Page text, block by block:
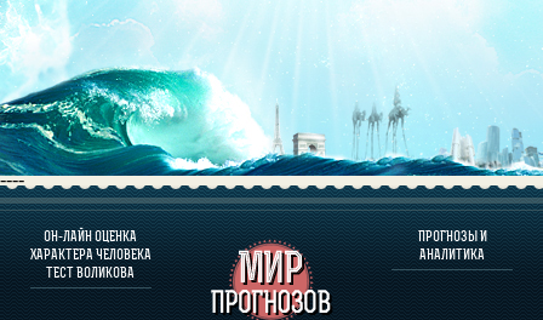
----
ОН-ЛАЙН ОЦЕНКА
ХАРАКТЕРА ЧЕЛОВЕКА
ТЕСТ ВОЛИКОВА
ПРОГНОЗЫ И
АНАЛИТИКА
О ПРОГРАММЕ
ОЦЕНКА ХАРАКТЕРA ЧЕЛОВЕКА
ОЦЕНКА ХАРАКТЕРА ВЫДАЮЩИХСЯ ЛИЧНОСТЕЙ